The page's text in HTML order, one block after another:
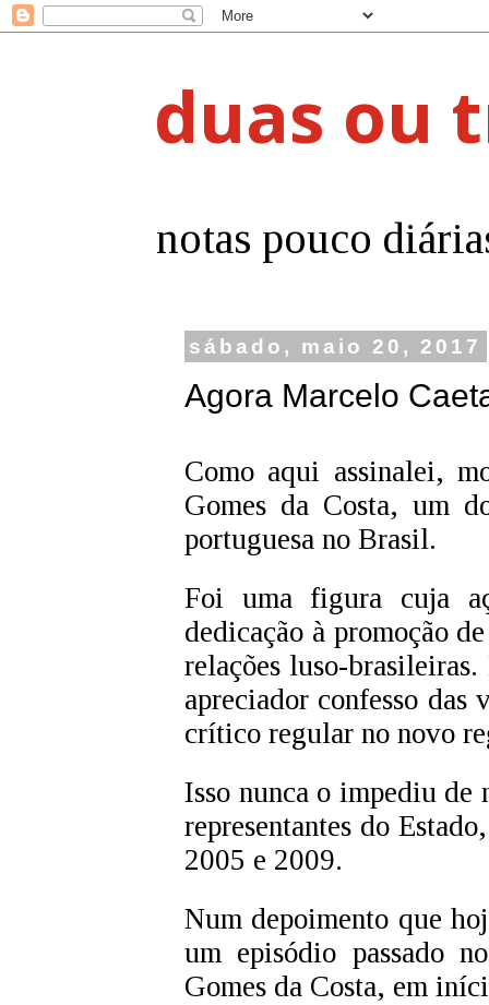
duas ou
notas pouco
sábado, maio 20, 2017
Agora Marcelo
Como aqui assinalei,
Gomes da Costa, um
portuguesa no Brasil.
Foi uma figura cuja
dedicação à promoção
relações luso-
apreciador confesso
crítico regular no novo
Isso nunca o impediu de
representantes do
2005 e 2009.
Num depoimento que
um episódio passado
Gomes da Costa, em